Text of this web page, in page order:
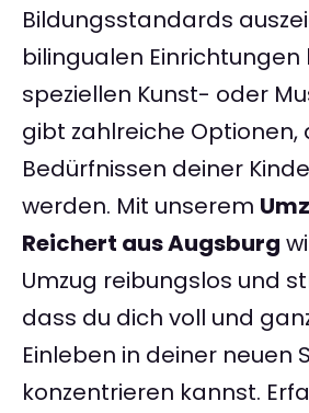
Bildungsstandards
bilingualen Einrichtungen
speziellen Kunst- oder
gibt zahlreiche Optionen,
Bedürfnissen deiner
werden. Mit unserem
Reichert aus Augsburg
Umzug reibungslos und
dass du dich voll und
Einleben in deiner neuen
konzentrieren kannst.